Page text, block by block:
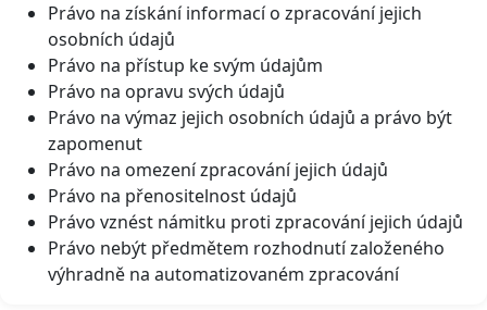
Právo na získání informací o zpracování jejich
osobních údajů
Právo na přístup ke svým údajům
Právo na opravu svých údajů
Právo na výmaz jejich osobních údajů a právo být
zapomenut
Právo na omezení zpracování jejich údajů
Právo na přenositelnost údajů
Právo vznést námitku proti zpracování jejich údajů
Právo nebýt předmětem rozhodnutí založeného
výhradně na automatizovaném zpracování